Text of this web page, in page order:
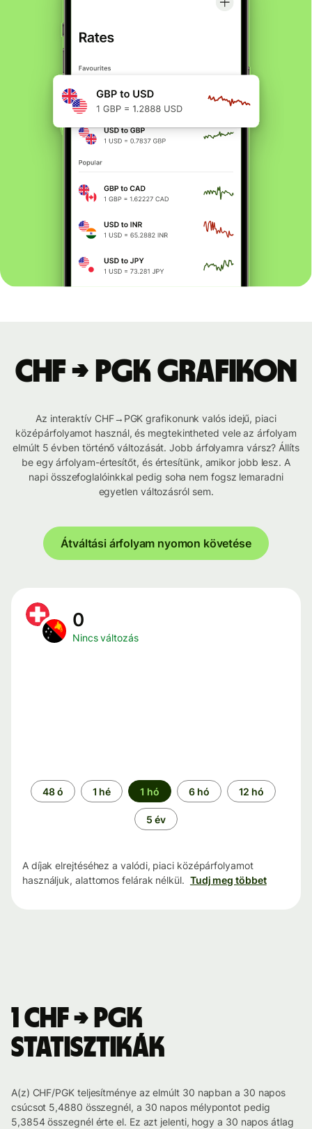
CHF → PGK grafikon
Az interaktív CHF→PGK grafikonunk valós idejű, piaci
középárfolyamot használ, és megtekintheted vele az árfolyam
elmúlt 5 évben történő változását. Jobb árfolyamra vársz? Állíts
be egy árfolyam-értesítőt, és értesítünk, amikor jobb lesz. A
napi összefoglalóinkkal pedig soha nem fogsz lemaradni
egyetlen változásról sem.
Átváltási árfolyam nyomon követése
0
Nincs változás
Időszak
48 ó 1 hé 1 hó 6 hó 12 hó
5 év
A díjak elrejtéséhez a valódi, piaci középárfolyamot
használjuk, alattomos felárak nélkül. Tudj meg többet
1 CHF → PGK
statisztikák
A(z) CHF/PGK teljesítménye az elmúlt 30 napban a 30 napos
csúcsot 5,4880 összegnél, a 30 napos mélypontot pedig
5,3854 összegnél érte el. Ez azt jelenti, hogy a 30 napos átlag